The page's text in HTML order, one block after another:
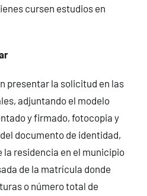
cursen estudios en
presentar la solicitud en las
adjuntando el modelo
y firmado, fotocopia y
documento de identidad,
residencia en el municipio
de la matrícula donde
o número total de